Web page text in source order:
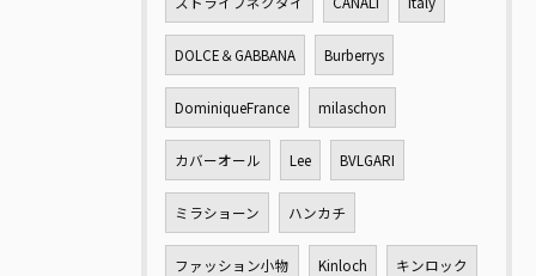
DOLCE＆GABBANA Burberrys
DominiqueFrance milaschon
カバーオール Lee BVLGARI
ミラショーン ハンカチ
ファッション小物 Kinloch キンロック